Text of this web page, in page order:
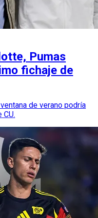
Pumas
fichaje de
de verano podría
CU.